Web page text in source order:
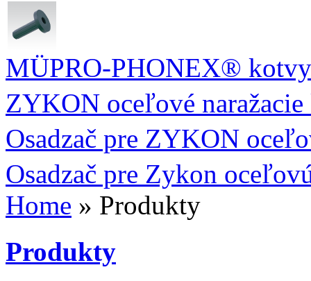
MÜPRO-PHONEX® kotvy
ZYKON oceľové
Osadzač pre ZYKON
Osadzač pre Zykon
Home » Produkty
Produkty